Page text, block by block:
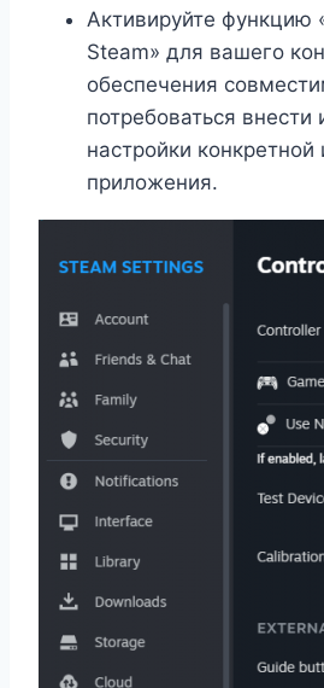
Активируйте функцию
Steam» для вашего
обеспечения
потребоваться внести
настройки конкретной
приложения.